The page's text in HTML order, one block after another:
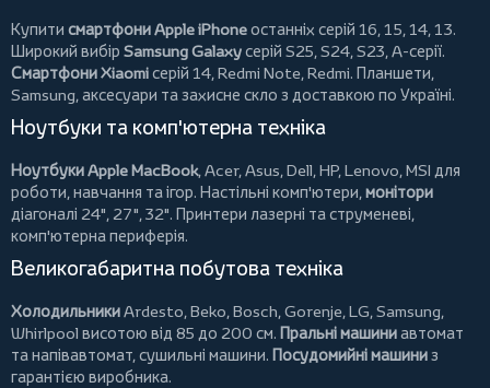
Купити смартфони Apple iPhoneостанніх серій 16, 15, 14, 13.
Широкий вибір Samsung Galaxyсерій S25, S24, S23, A-серії.
Смартфони Xiaomiсерій 14, Redmi Note, Redmi. Планшети,
Samsung, аксесуари тазахисне скло з доставкою по Україні.
Ноутбуки та комп'ютерна техніка
Ноутбуки Apple MacBook, Acer, Asus, Dell, HP, Lenovo, MSI для
роботи, навчання та ігор. Настільні комп'ютери, монітори
діагоналі 24", 27", 32". Принтери лазерні та струменеві,
комп'ютерна периферія.
Великогабаритна побутова техніка
ХолодильникиArdesto, Beko, Bosch, Gorenje, LG, Samsung,
Whirlpool висотою від 85 до 200 см. Пральні машиниавтомат
та напівавтомат, сушильні машини. Посудомийні машиниз
гарантією виробника.